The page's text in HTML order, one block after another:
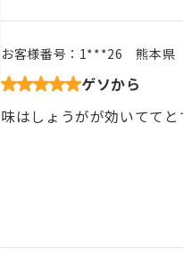
お客様番号： 1***26 熊本県
ゲソから
味はしょうがが効いてて